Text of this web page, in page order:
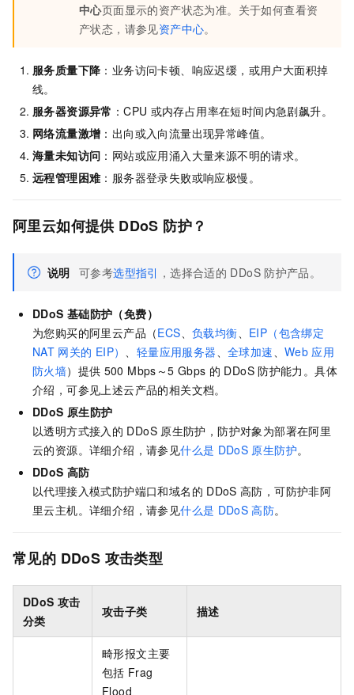
中心页面显示的资产状态为准。关于如何查看资
产状态，请参见资产中心。
服务质量下降 ：业务访问卡顿、响应迟缓，或用户大面积掉
线。
服务器资源异常 ：CPU 或内存占用率在短时间内急剧飙升。
网络流量激增 ：出向或入向流量出现异常峰值。
海量未知访问 ：网站或应用涌入大量来源不明的请求。
远程管理困难：服务器登录失败或响应极慢。
阿里云如何提供 DDoS 防护？
说明 可参考选型指引 ，选择合适的 DDoS 防护产品。
DDoS 基础防护（免费）
为您购买的阿里云产品（ECS 、负载均衡
EIP（包含绑定
NAT 网关的 EIP） 轻量应用服务器 、全球加速 、Web 应用
防火墙）提供 500 Mbps～5 Gbps 的 DDoS 防护能力。具体
介绍，可参见上述云产品的相关文档。
DDoS 原生防护
以透明方式接入的 DDoS 原生防护，防护对象为部署在阿里
云的资源。详细介绍，请参见什么是 DDoS 原生防护。
DDoS 高防
以代理接入模式防护端口和域名的 DDoS 高防，可防护非阿
里云主机。详细介绍，请参见什么是 DDoS 高防。
常见的 DDoS 攻击类型
DDoS 攻击
分类
攻击子类 描述
畸形报文主要
包括 Frag
Flood、